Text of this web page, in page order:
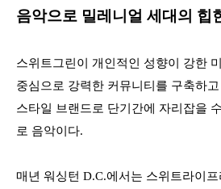
음악으로 밀레니얼 세대의 힙
스위트그린이 개인적인 성향이 강한
중심으로 강력한 커뮤니티를 구축하
스타일 브랜드로 단기간에 자리잡을
로 음악이다.
매년 워싱턴 D.C.에서는 스위트라이